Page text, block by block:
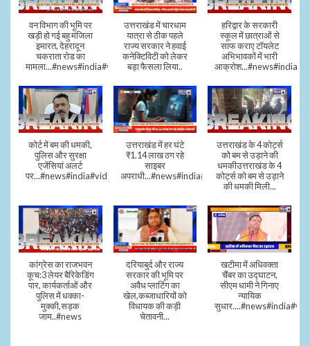
वन विभाग की भूमि पर
खड़ी हो गई बहु मंजिला
इमारत, देहरादून
चकराता रोड का
मामला...#news#india#video
उत्तराखंड में चारधाम
यात्रा से ठीक पहले
राज्य सरकार ने हवाई
कनेक्टिविटी को लेकर
बड़ा फैसला लिया..
हरिद्वार के सरकारी
स्कूल में छात्राओं से
साफ कराए टॉयलेट
अभिभावकों में भारी
आक्रोश...#news#india
कोर्ट में बम की धमकी,
पुलिस और सुरक्षा
एजेंसियां अलर्ट
पर...#news#india#video#viral
उत्तराखंड में हर घंटे
₹1.14 लाख ठग रहे
साइबर
अपराधी...#news#india#video#viral
उत्तराखंड के 4 कोर्ट्स
को बम से उड़ाने की
धमकीउत्तराखंड के 4
कोर्ट्स को बम से उड़ाने
की धमकी मिली...
कांग्रेस का राजभवन
कूच:3 लेयर बैरिकेडिंग
पार, कार्यकर्ताओं और
पुलिस में धक्का-
मुक्की,सड़क
जाम..#news
दरियाबुर्द और राज्य
सरकार की भूमि पर
अवैध प्लाटिंग का
खेल,कब्जाधारियों को
विधायक की कड़ी
चेतावनी...
खटीमा में अधिवक्ता
चैंबर का उद्घाटन,
सीएम धामी ने गिनाए
न्यायिक